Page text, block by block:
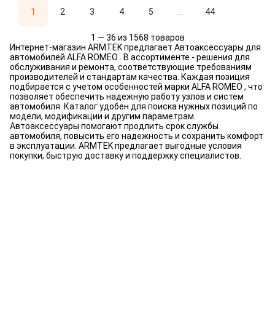
1 2 3 4 5 44
1 — 36 из 1568 товаров
Интернет-магазин ARMTEK предлагает Автоаксессуары для
автомобилей ALFA ROMEO . В ассортименте - решения для
обслуживания и ремонта, соответствующие требованиям
производителей и стандартам качества. Каждая позиция
подбирается с учетом особенностей марки ALFA ROMEO , что
позволяет обеспечить надежную работу узлов и систем
автомобиля. Каталог удобен для поиска нужных позиций по
модели, модификации и другим параметрам.
Автоаксессуары помогают продлить срок службы
автомобиля, повысить его надежность и сохранить комфорт
в эксплуатации. ARMTEK предлагает выгодные условия
покупки, быструю доставку и поддержку специалистов.